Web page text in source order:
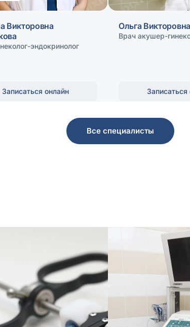
Викторовна
эндокринолог
Записаться онлайн
Ольга
Врач акушер-
Записаться
Все специалисты